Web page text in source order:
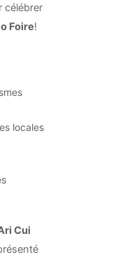
célébrer
Foire!
locales
Cui